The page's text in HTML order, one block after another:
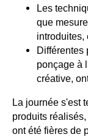
Les
que
introduites,
Différentes
ponçage à
créative,
La journée s'est
produits
ont été fières de